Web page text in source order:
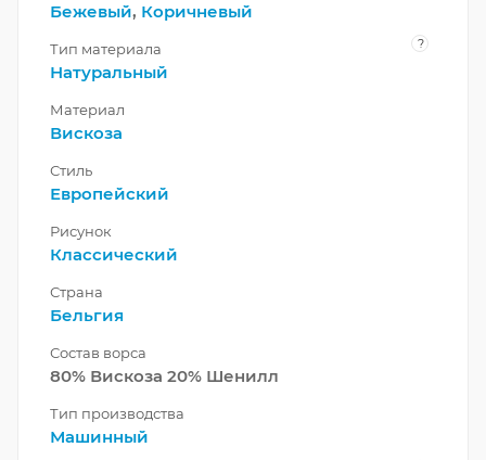
Бежевый, Коричневый
Тип материала ?
Натуральный
Материал
Вискоза
Стиль
Европейский
Рисунок
Классический
Страна
Бельгия
Состав ворса
80% Вискоза 20% Шенилл
Тип производства
Машинный